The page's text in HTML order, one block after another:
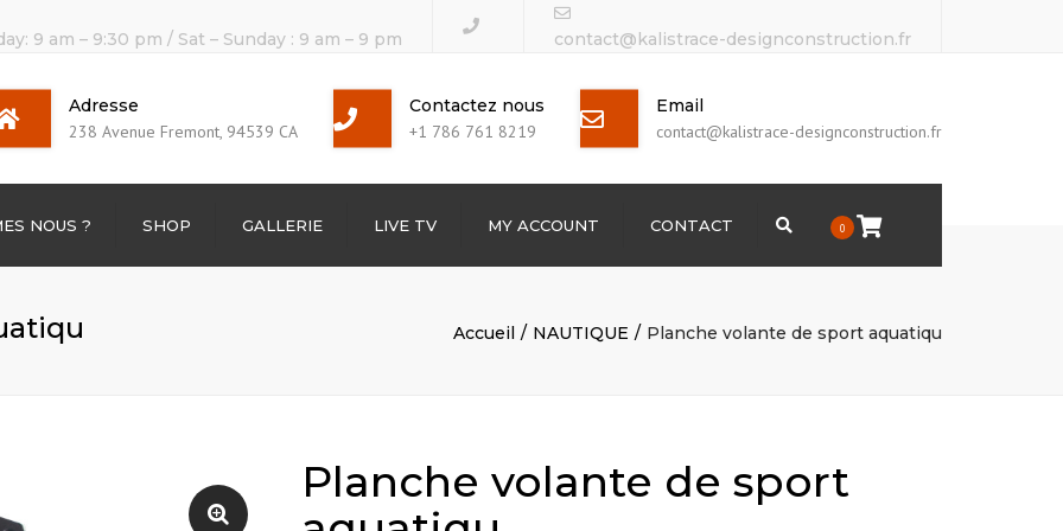
9 am – 9:30 pm / Sat – Sunday : 9 am – 9 pm contact@kalistrace-designconstruction.fr
Adresse
238 Avenue Fremont, 94539 CA
Contactez nous
+1 786 761 8219
Email
contact@kalistrace-designconstruction.fr
NOUS ? SHOP GALLERIE LIVE TV MY ACCOUNT CONTACT Search 0
Accueil NAUTIQUE Planche volante de sport aquatiqu
Planche volante de sport